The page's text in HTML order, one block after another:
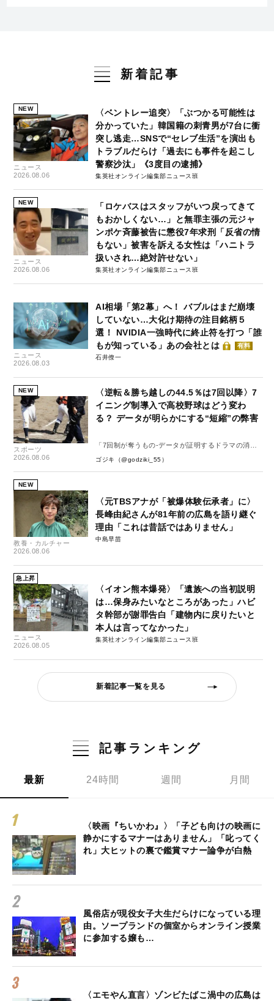
新着記事
NEW
ニュース
2026.08.06
〈ベントレー追突〉「ぶつかる可能性は
分かっていた」韓国籍の刺青男が7台に衝
突し逃走…SNSで“セレブ生活”を演出も
トラブルだらけ「過去にも事件を起こし
警察沙汰」《3度目の逮捕》
集英社オンライン編集部ニュース班
NEW
ニュース
2026.08.06
「ロケバスはスタッフがいつ戻ってきて
もおかしくない…」と無罪主張の元ジャ
ンポケ斉藤被告に懲役7年求刑「反省の情
もない」被害を訴える女性は「ハニトラ
扱いされ…絶対許せない」
集英社オンライン編集部ニュース班
ニュース
2026.08.03
AI相場「第2幕」へ！ バブルはまだ崩壊
していない…大化け期待の注目銘柄５
選！ NVIDIA一強時代に終止符を打つ「誰
もが知っている」あの会社とは
有料
石井僚一
NEW
スポーツ
2026.08.06
〈逆転＆勝ち越しの44.5％は7回以降〉7
イニング制導入で高校野球はどう変わ
る？ データが明らかにする“短縮”の弊害
「7回制が奪うもの-データが証明するドラマの消
失-」
ゴジキ（@godziki_55）
NEW
教養・カルチャー
2026.08.06
〈元TBSアナが「被爆体験伝承者」に〉
長峰由紀さんが81年前の広島を語り継ぐ
理由「これは昔話ではありません」
中島早苗
急上昇
ニュース
2026.08.05
〈イオン熊本爆発〉「遺族への当初説明
は…保身みたいなところがあった」ハビ
タ幹部が謝罪告白「建物内に戻りたいと
本人は言ってなかった」
集英社オンライン編集部ニュース班
新着記事一覧を見る
記事ランキング
最新 24時間 週間 月間
〈映画『ちいかわ』〉「子ども向けの映画に
静かにするマナーはありません」「叱ってく
れ」大ヒットの裏で鑑賞マナー論争が白熱
風俗店が現役女子大生だらけになっている理
由。ソープランドの個室からオンライン授業
に参加する嬢も…
〈エモやん直言〉ゾンビたばこ渦中の広島は